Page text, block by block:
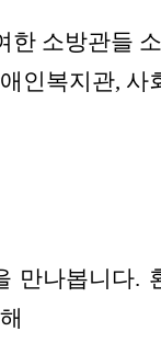
한 소방관들
인복지관, 사
만나봅니다.